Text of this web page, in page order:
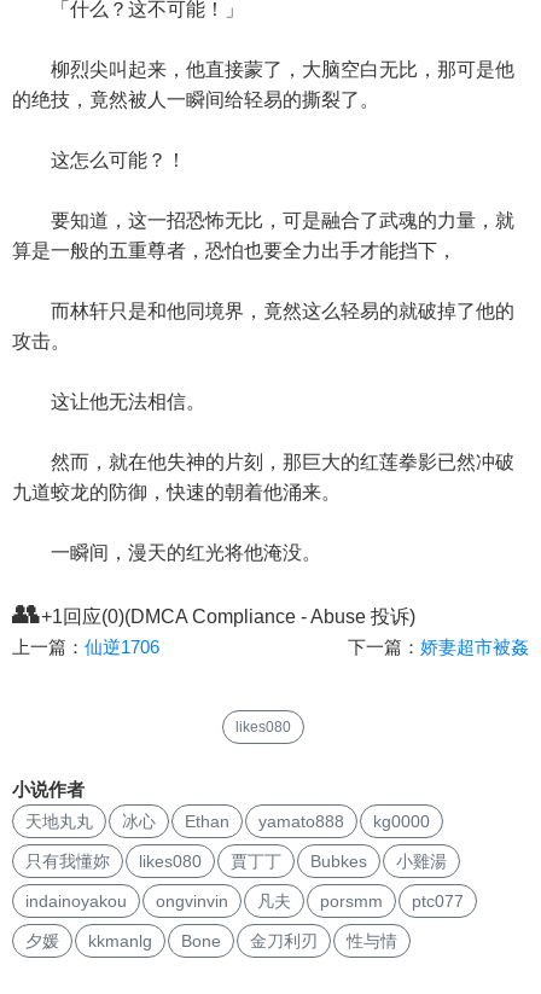
「什么？这不可能！」
柳烈尖叫起来，他直接蒙了，大脑空白无比，那可是他
的绝技，竟然被人一瞬间给轻易的撕裂了。
这怎么可能？！
要知道，这一招恐怖无比，可是融合了武魂的力量，就
算是一般的五重尊者，恐怕也要全力出手才能挡下，
而林轩只是和他同境界，竟然这么轻易的就破掉了他的
攻击。
这让他无法相信。
然而，就在他失神的片刻，那巨大的红莲拳影已然冲破
九道蛟龙的防御，快速的朝着他涌来。
一瞬间，漫天的红光将他淹没。
👥+1回应(0)(DMCA Compliance - Abuse 投诉)
上一篇： 仙逆1706 下一篇： 娇妻超市被姦
likes080
小说作者
天地丸丸 冰心 Ethan yamato888 kg0000
只有我懂妳 likes080 賈丁丁 Bubkes 小雞湯
indainoyakou ongvinvin 凡夫 porsmm ptc077
夕媛 kkmanlg Bone 金刀利刃 性与情